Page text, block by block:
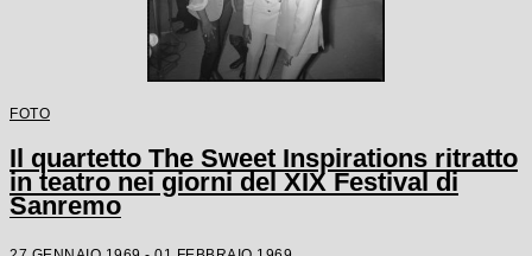
FOTO
Il quartetto The Sweet Inspirations ritratto
in teatro nei giorni del XIX Festival di
Sanremo